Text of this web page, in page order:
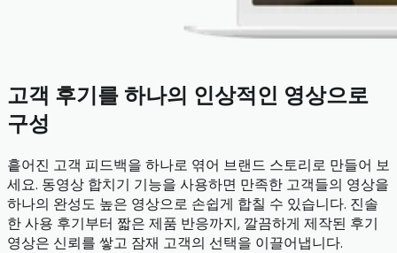
고객 후기를 하나의 인상적인 영상으로
구성
흩어진 고객 피드백을 하나로 엮어 브랜드 스토리로 만들어 보
세요. 동영상 합치기 기능을 사용하면 만족한 고객들의 영상을
하나의 완성도 높은 영상으로 손쉽게 합칠 수 있습니다. 진솔
한 사용 후기부터 짧은 제품 반응까지, 깔끔하게 제작된 후기
영상은 신뢰를 쌓고 잠재 고객의 선택을 이끌어냅니다.